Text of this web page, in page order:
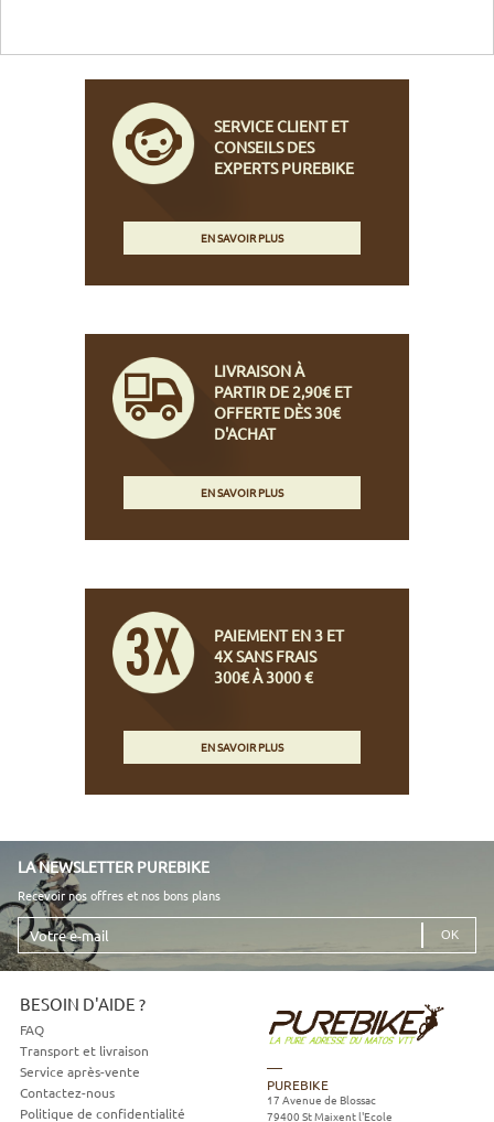
SERVICE CLIENT ET
CONSEILS DES
EXPERTS PUREBIKE
EN SAVOIR PLUS
LIVRAISON À
PARTIR DE 2,90€ ET
OFFERTE DÈS 30€
D'ACHAT
EN SAVOIR PLUS
PAIEMENT EN 3 ET
4X SANS FRAIS
300€ À 3000 €
EN SAVOIR PLUS
LA NEWSLETTER PUREBIKE
Recevoir nos offres et nos bons plans
Votre
e-
mail
BESOIN D'AIDE ?
FAQ
Transport et livraison
Service après-vente
Contactez-nous
Politique de confidentialité
PUREBIKE
17 Avenue de Blossac
79400 St Maixent l'Ecole